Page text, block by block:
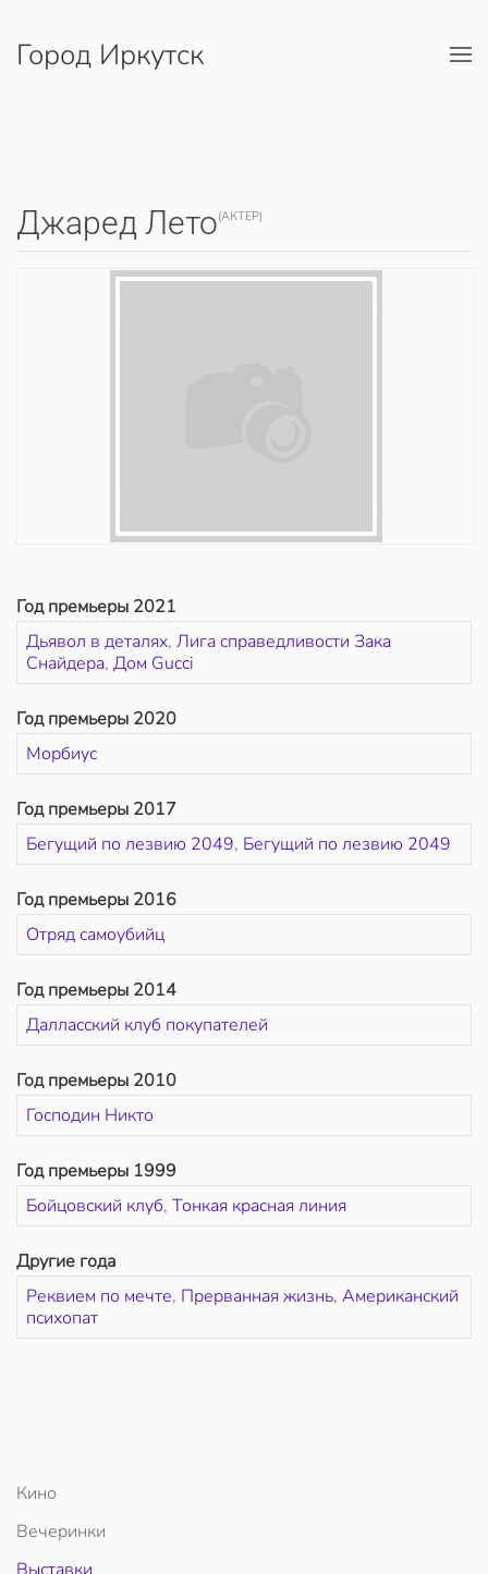
Перейти к содержимому
Город Иркутск
Джаред Лето(АКТЕР)
Год премьеры 2021
Дьявол в деталях, Лига справедливости Зака
Снайдера, Дом Gucci
Год премьеры 2020
Морбиус
Год премьеры 2017
Бегущий по лезвию 2049, Бегущий по лезвию 2049
Год премьеры 2016
Отряд самоубийц
Год премьеры 2014
Далласский клуб покупателей
Год премьеры 2010
Господин Никто
Год премьеры 1999
Бойцовский клуб, Тонкая красная линия
Другие года
Реквием по мечте, Прерванная жизнь, Американский
психопат
Кино
Вечеринки